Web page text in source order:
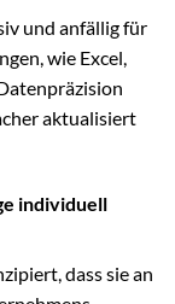
und anfällig für
wie Excel,
aktualisiert
individuell
dass sie an